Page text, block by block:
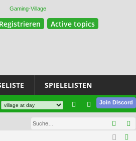
Registrieren Active topics
SPIELELISTEN
Join Discord